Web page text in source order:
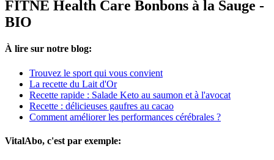
FITNE Health Care Bonbons à la Sauge -
BIO
À lire sur notre blog:
Trouvez le sport qui vous convient
La recette du Lait d'Or
Recette rapide : Salade Keto au saumon et à l'avocat
Recette : délicieuses gaufres au cacao
Comment améliorer les performances cérébrales ?
VitalAbo, c'est par exemple: